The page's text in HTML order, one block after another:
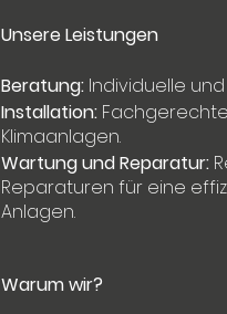
Unsere Leistungen
Beratung: Individuelle
Installation:
Klimaanlagen.
Wartung und Reparatur:
Reparaturen für eine
Anlagen.
Warum wir?